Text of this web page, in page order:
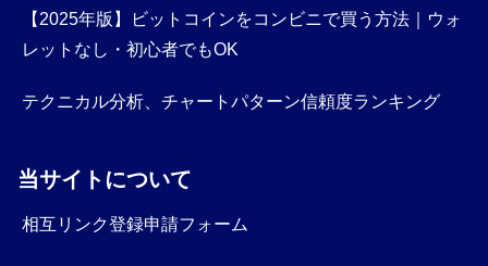
【2025年版】ビットコインをコンビニで買う方法｜ウォ
レットなし・初心者でもOK
テクニカル分析、チャートパターン信頼度ランキング
当サイトについて
相互リンク登録申請フォーム